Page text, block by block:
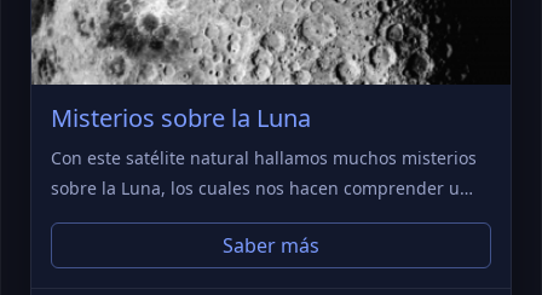
Misterios sobre la Luna
Con este satélite natural hallamos muchos misterios
sobre la Luna, los cuales nos hacen comprender u…
Saber más